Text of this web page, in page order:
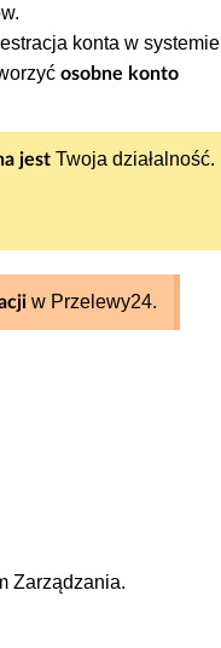
konta w systemie
osobne konto
jest Twoja działalność.
w Przelewy24.
Zarządzania.